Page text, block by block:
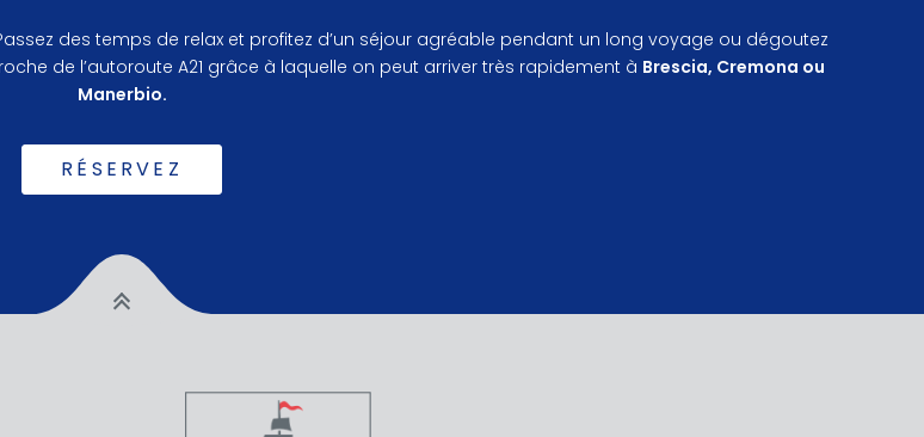
des temps de relax et profitez d’un séjour agréable pendant un long voyage ou dégoutez
de l’autoroute A21 grâce à laquelle on peut arriver très rapidement à Brescia, Cremona ou
Manerbio.
RÉSERVEZ